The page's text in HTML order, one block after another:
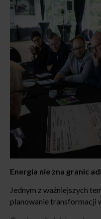
Energia nie zna granic
Jednym z ważniejszych
planowanie transformacji